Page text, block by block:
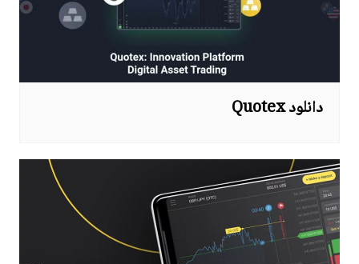
دانلود Quotex